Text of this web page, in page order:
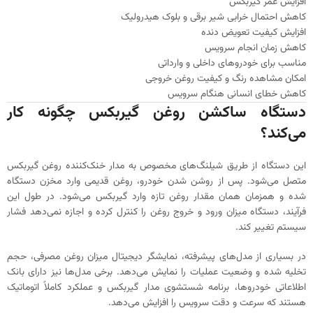
کاهش احتمال خرابی شیر برقی و بلوک هیدرولیک
افزایش کیفیت تعویض دنده
کاهش زمان انجام سرویس
مناسب برای خودروهای داخلی و وارداتی
امکان مشاهده رنگ و کیفیت روغن خروجی
کاهش خطای انسانی هنگام سرویس
دستگاه ساکشن روغن گیربکس چگونه کار
می‌کند؟
این دستگاه از طریق شیلنگ‌های مخصوص به مدار خنک‌کننده روغن گیربکس
متصل می‌شود. پس از روشن شدن خودرو، روغن قدیمی وارد مخزن دستگاه
شده و همزمان همان مقدار روغن تازه وارد گیربکس می‌شود. در طول این
فرآیند، دستگاه میزان ورود و خروج روغن را کنترل کرده و اجازه نمی‌دهد فشار
سیستم تغییر کند.
در بسیاری از مدل‌های پیشرفته، نمایشگر دیجیتال میزان روغن مصرفی، حجم
تخلیه شده و وضعیت عملیات را نمایش می‌دهد. برخی مدل‌ها نیز دارای بانک
اطلاعاتی خودروها، برنامه شستشوی مدار گیربکس و عملکرد کاملاً اتوماتیک
هستند که سرعت و دقت سرویس را افزایش می‌دهد.